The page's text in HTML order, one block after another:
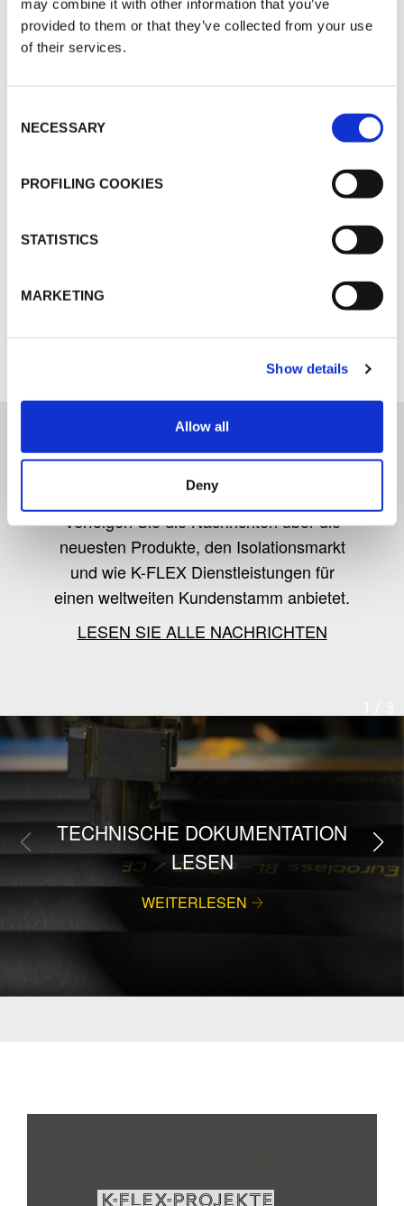
may combine it with other information that you’ve
provided to them or that they’ve collected from your use
of their services.
Selection
NECESSARY
PROFILING COOKIES
STATISTICS
MARKETING
Show details
Allow all
Deny
ENTDECKEN SIE ALLE ANWENDUNGEN
K-Flex news & stories
Verfolgen Sie die Nachrichten über die
neuesten Produkte, den Isolationsmarkt
und wie K-FLEX Dienstleistungen für
einen weltweiten Kundenstamm anbietet.
LESEN SIE ALLE NACHRICHTEN
TECHNISCHE DOKUMENTATION
LESEN
WEITERLESEN
K-FLEX-PROJEKTE